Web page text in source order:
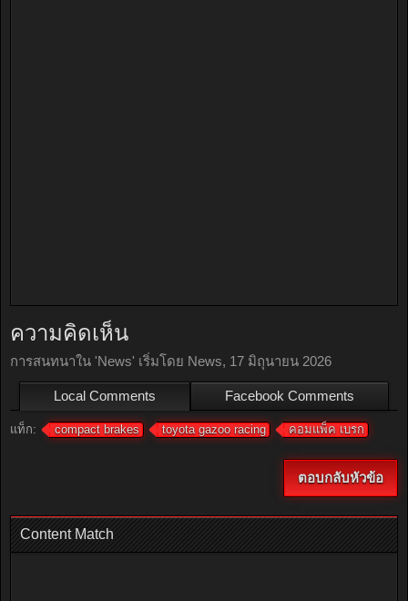
ความคิดเห็น
การสนทนาใน 'News' เริ่มโดย News, 17 มิถุนายน 2026
Local Comments Facebook Comments
แท็ก: compact brakes toyota gazoo racing คอมแพ็ค เบรก
ตอบกลับหัวข้อ
Content Match